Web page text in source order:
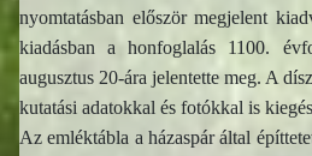
nyomtatásban először megjelent
kiadásban a honfoglalás 1100.
augusztus 20-ára jelentette meg. A
kutatási adatokkal és fotókkal is
Az emléktábla a házaspár által